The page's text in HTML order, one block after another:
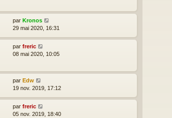
par Kronos
29 mai 2020, 16:31
par freric
08 mai 2020, 10:05
par Edw
19 nov. 2019, 17:12
par freric
05 nov. 2019, 18:40